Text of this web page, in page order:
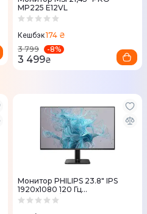
MP225 E12VL
Кешбэк174 ₴
3 799
-8%
3 499₴
Монитор PHILIPS 23.8" IPS
1920х1080 120 Гц
(24E2N1110/00)